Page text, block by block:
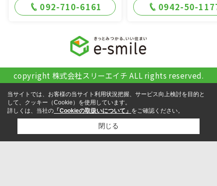
092-710-6161 0942-50-
copyright 株式会社スリーエイチ ALL rights reserved.
当サイトでは、お客様の当サイト利用状況把握、サービス向上検討を目的と
して、クッキー（Cookie）を使用しています。
詳しくは、当社の 「Cookieの取扱いについて」 をご確認ください。
閉じる